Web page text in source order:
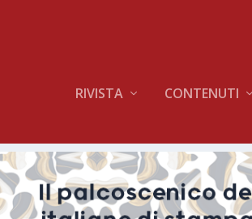
RIVISTA CONTENUTI